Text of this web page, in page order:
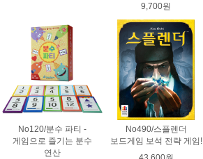
9,700원
No120/분수 파티 -
게임으로 즐기는 분수
연산
No490/스플렌더
보드게임 보석 전략 게임!